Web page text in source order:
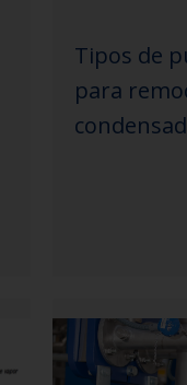
Tipos de
para